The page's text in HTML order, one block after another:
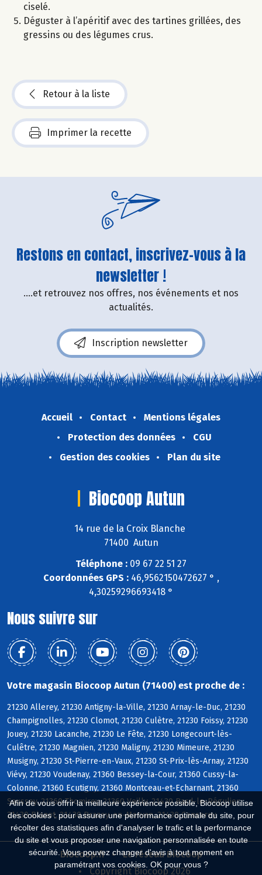
Afin de vous offrir la meilleure expérience possible, Biocoop utilise
des cookies : pour assurer une performance optimale du site, pour
récolter des statistiques afin d'analyser le trafic et la performance
du site et vous proposer une navigation personnalisée en toute
sécurité. Vous pouvez changer d'avis à tout moment en
paramétrant vos cookies. OK pour vous ?
ciselé.
Déguster à l’apéritif avec des tartines grillées, des
gressins ou des légumes crus.
Retour à la liste
Imprimer la recette
Restons en contact, inscrivez-vous à la
newsletter !
....et retrouvez nos offres, nos événements et nos
actualités.
Inscription newsletter
Accueil Contact
Mentions légales
Protection des données
CGU
Gestion des cookies
Plan du site
Biocoop Autun
14 rue de la Croix Blanche
71400 Autun
Téléphone : 09 67 22 51 27
Coordonnées GPS :46,9562150472627 ° ,
4,30259296693418 °
Nous suivre sur
Votre magasin Biocoop Autun (71400) est proche de :
21230 Allerey, 21230 Antigny-la-Ville, 21230 Arnay-le-Duc, 21230
Champignolles, 21230 Clomot, 21230 Culètre, 21230 Foissy, 21230
Jouey, 21230 Lacanche, 21230 Le Fête, 21230 Longecourt-lès-
Culêtre, 21230 Magnien, 21230 Maligny, 21230 Mimeure, 21230
Musigny, 21230 St-Pierre-en-Vaux, 21230 St-Prix-lès-Arnay, 21230
Viévy, 21230 Voudenay, 21360 Bessey-la-Cour, 21360 Cussy-la-
Colonne, 21360 Ecutigny, 21360 Montceau-et-Echarnant, 21360
Saussey, 21360 Thomirey, 21360 Veilly, 21430 Bard-le-Régulier,
21430 Blanot, 21430 Brazey-en-Morvan, 21430 Censerey
Biocoop.fr
Le réseau Biocoop
Copyright Biocoop 2026